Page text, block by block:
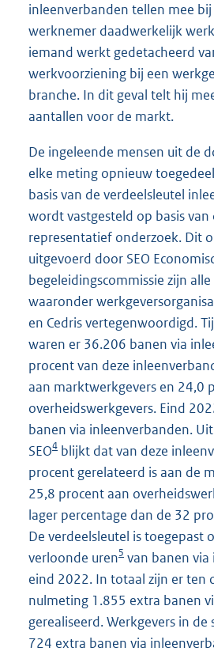
inleenverbanden tellen mee
werknemer daadwerkelijk
iemand werkt gedetacheerd
werkvoorziening bij een
branche. In dit geval telt hij
aantallen voor de markt.
De ingeleende mensen uit de
elke meting opnieuw
basis van de verdeelsleutel
wordt vastgesteld op basis van
representatief onderzoek. Dit
uitgevoerd door SEO
begeleidingscommissie zijn
waaronder
en Cedris vertegenwoordigd.
waren er 36.206 banen via
procent van deze
aan marktwerkgevers en 24,0
overheidswerkgevers. Eind
banen via inleenverbanden.
SEO4 blijkt dat van deze
procent gerelateerd is aan de
25,8 procent aan
lager percentage dan de 32
De verdeelsleutel is toegepast
verloonde uren5 van banen
eind 2022. In totaal zijn er ten
nulmeting 1.855 extra banen
gerealiseerd. Werkgevers in
724 extra banen via